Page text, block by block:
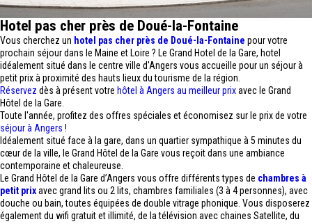
Hotel pas cher près de Doué-la-Fontaine
Vous cherchez un hotel pas cher près de Doué-la-Fontaine pour votre
prochain séjour dans le Maine et Loire ? Le Grand Hotel de la Gare, hotel
idéalement situé dans le centre ville d'Angers vous accueille pour un séjour à
petit prix à proximité des hauts lieux du tourisme de la région.
Réservez dès à présent votre hôtel à Angers au meilleur prixavec le Grand
Hôtel de la Gare.
Toute l'année, profitez des offres spéciales et économisez sur le prix de votre
séjour à Angers !
Idéalement situé face à la gare, dans un quartier sympathique à 5 minutes du
cœur de la ville, le Grand Hôtel de la Gare vous reçoit dans une ambiance
contemporaine et chaleureuse.
Le Grand Hôtel de la Gare d’Angers vous offre différents types de chambres à
petit prixavec grand lits ou 2 lits, chambres familiales (3 à 4 personnes), avec
douche ou bain, toutes équipées de double vitrage phonique. Vous disposerez
également du wifi gratuit et illimité, de la télévision avec chaines Satellite, du